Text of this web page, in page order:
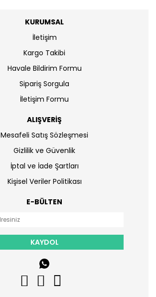
KURUMSAL
İletişim
Kargo Takibi
Havale Bildirim Formu
Sipariş Sorgula
İletişim Formu
ALIŞVERİŞ
Mesafeli Satış Sözleşmesi
Gizlilik ve Güvenlik
İptal ve İade Şartları
Kişisel Veriler Politikası
E-BÜLTEN
KAYDOL